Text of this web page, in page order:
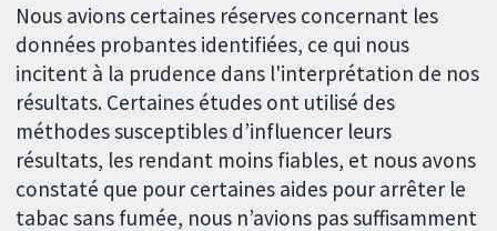
Nous avions certaines réserves concernant les
données probantes identifiées, ce qui nous
incitent à la prudence dans l'interprétation de nos
résultats. Certaines études ont utilisé des
méthodes susceptibles d’influencer leurs
résultats, les rendant moins fiables, et nous avons
constaté que pour certaines aides pour arrêter le
tabac sans fumée, nous n’avions pas suffisamment